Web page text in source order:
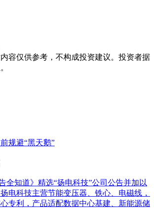
容仅供参考，不构成投资建议。投资者据
规避“黑天鹅”
全知道》精选“扬电科技”公司公告并加以
电科技主营节能变压器、铁心、电磁线，
专利，产品适配数据中心基建、新能源储